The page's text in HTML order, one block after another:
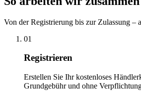
Von der Registrierung bis zur Zulassung –
01
Registrieren
Erstellen Sie Ihr kostenloses
Grundgebühr und ohne